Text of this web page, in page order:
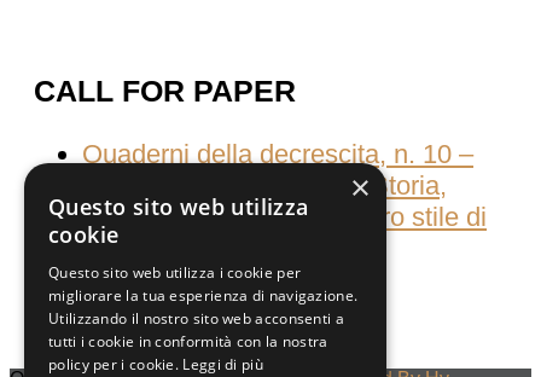
CALL FOR PAPER
Quaderni della decrescita, n. 10 –
Consumati dal consumo Storia,
culture e pratiche del nostro stile di
vita
×
Questo sito web utilizza
cookie
Questo sito web utilizza i cookie per
migliorare la tua esperienza di navigazione.
Utilizzando il nostro sito web acconsenti a
tutti i cookie in conformità con la nostra
policy per i cookie. Leggi di più